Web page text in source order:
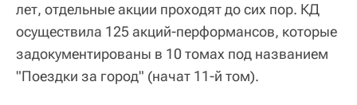
лет, отдельные акции проходят до сих пор. КД
осуществила 125 акций-перформансов, которые
задокументированы в 10 томах под названием
"Поездки за город" (начат 11-й том).